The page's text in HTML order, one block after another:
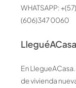
WHATSAPP:
(606)347 0060
En
de vivienda